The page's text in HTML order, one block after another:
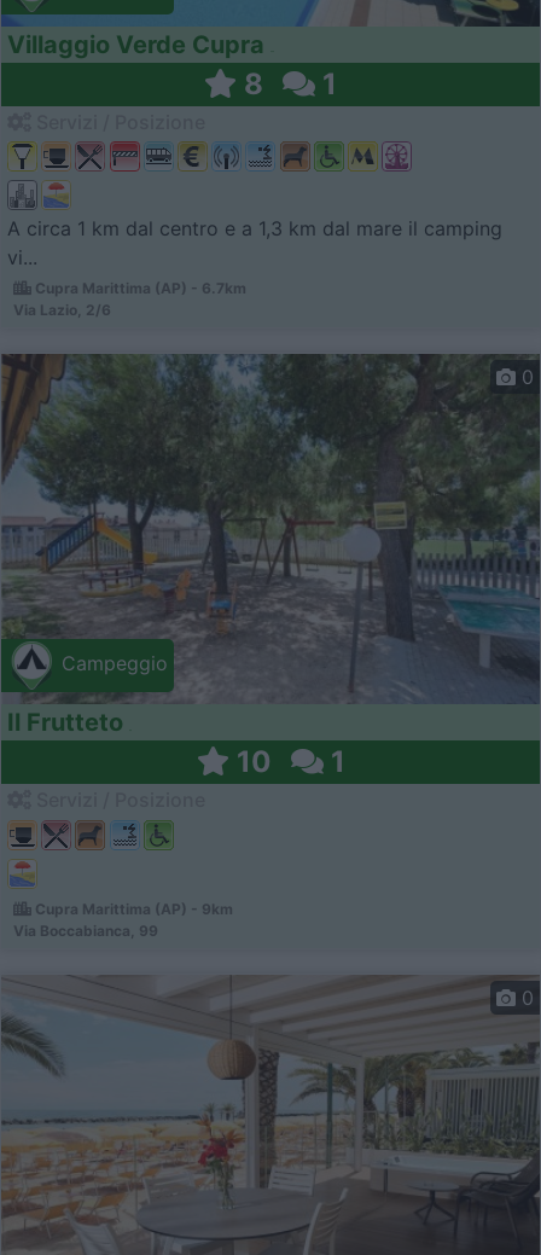
Villaggio Verde Cupra
8 1
A circa 1 km dal centro e a 1,3 km dal mare il camping
vi...
Cupra Marittima (AP) - 6.7km
Via Lazio, 2/6
Campeggio
0
Il Frutteto
10 1
Cupra Marittima (AP) - 9km
Via Boccabianca, 99
0